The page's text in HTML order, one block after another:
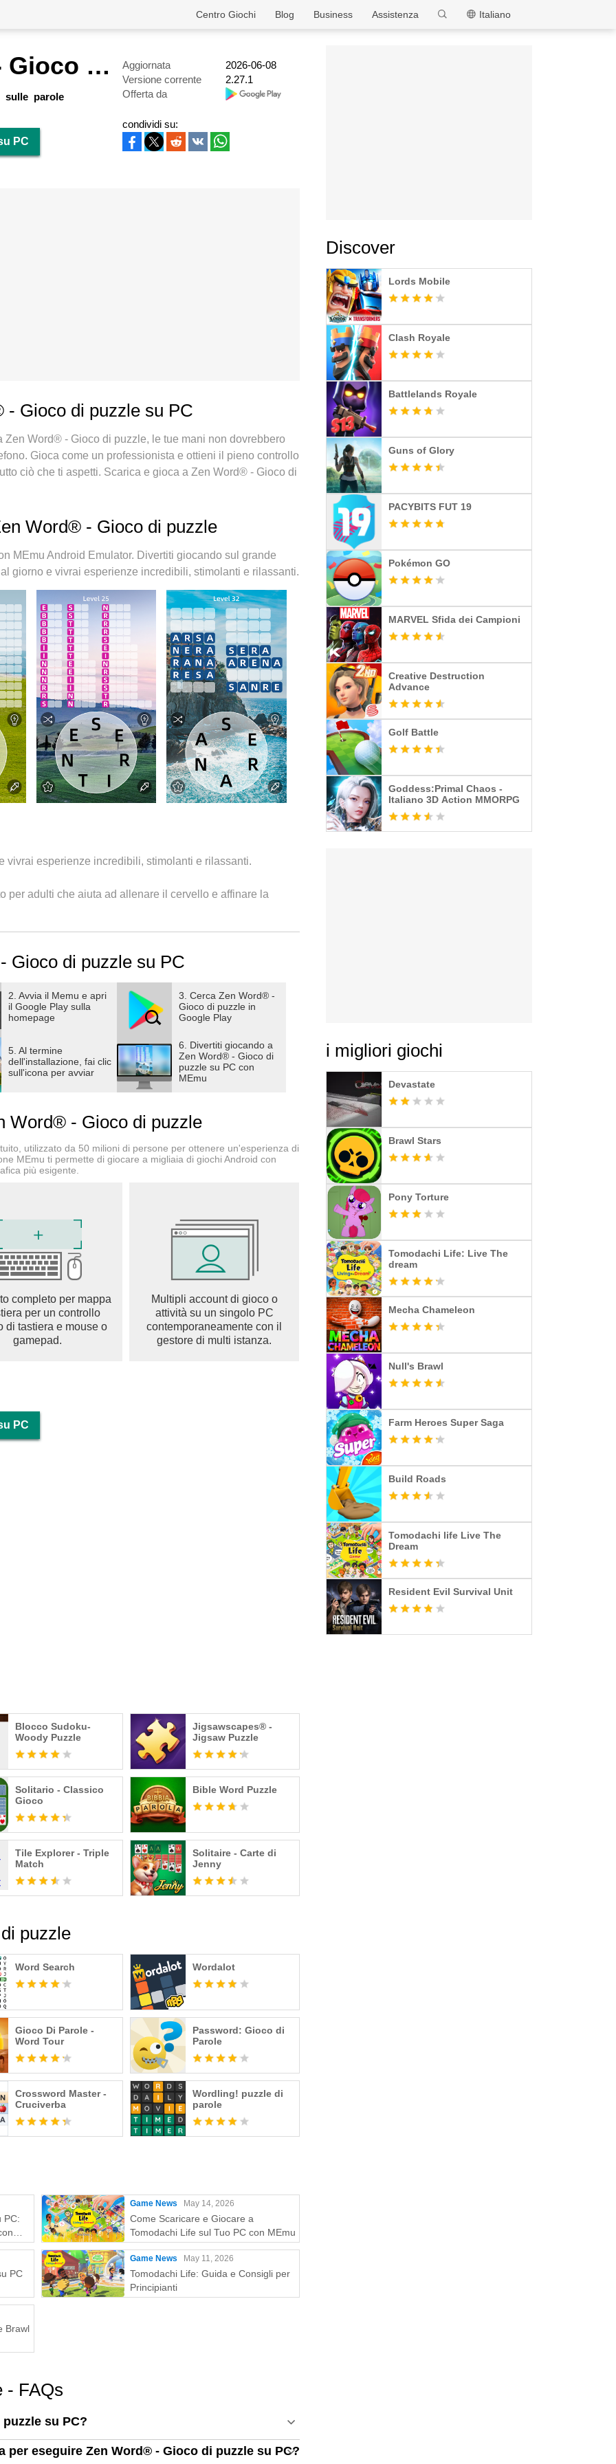
MEmu
Italiano
Assistenza
Business
Blog
Centro Giochi
Zen Word® - Gioco di puzzle
sulle parole
Aggiornata
2026-06-08
Versione corrente
2.27.1
Offerta da
PC
condividi su:
Gioco di puzzle su PC
Word® - Gioco di puzzle, le tue mani non dovrebbero
Gioca come un professionista e ottieni il pieno controllo
ciò che ti aspetti. Scarica e gioca a Zen Word® - Gioco di
di batteria, dati mobili e chiamate inquietanti. Il
di mappatura dei tasti preimpostati rende Zen Word® -
MEmu è un gestore multi-instanza che permette di giocare
cosa più importante, il nostro esclusivo motore di
PC, rendendo tutto fluido.
Word® - Gioco di puzzle
MEmu Android Emulator. Divertiti giocando sul grande
giorno e vivrai esperienze incredibili, stimolanti e rilassanti.
vivrai esperienze incredibili, stimolanti e rilassanti.
per adulti che aiuta ad allenare il cervello e affinare la
senza alcuna connessione logica che possa fornire
tutte le parole e risolvere i puzzle. Di conseguenza, Zen
parole. La difficoltà del gioco e del puzzle aumenterà
in Zen Word. Le restanti parole e word potrebbero
alla prova la tua ortografia.
attentamente selezionati nello stile Zen. Puoi
word, accompagnati da bellissimi e tranquilli sfondi
avanzata
gradualmente la difficoltà del puzzle
natura nel Zen World. Lascia le tue preoccupazioni alle
rilassante mentre risolvi i puzzle stimolanti di parole e
bonus che ti aiuteranno a superare i livelli con
il progresso del gioco su vari dispositivi
accompagnati da bellissimi e tranquilli sfondi naturali e
Le restanti parole potrebbero essere difficili da ricordare
questo Zen World, un world di serenità e sfide stimolanti
Gioco di puzzle su PC
2. Avvia il Memu e apri
il Google Play sulla
homepage
3. Cerca Zen Word® -
Gioco di puzzle in
Google Play
5. Al termine
dell'installazione, fai clic
sull'icona per avviar
6. Divertiti giocando a
Zen Word® - Gioco di
puzzle su PC con
MEmu
Word® - Gioco di puzzle
utilizzato da 50 milioni di persone per ottenere un'esperienza di
MEmu ti permette di giocare a migliaia di giochi Android con
più esigente.
completo per mappa
per un controllo
di tastiera e mouse o
gamepad.
Multipli account di gioco o
attività su un singolo PC
contemporaneamente con il
gestore di multi istanza.
PC
Blocco Sudoku-
Woody Puzzle
Jigsawscapes® -
Jigsaw Puzzle
Solitario - Classico
Gioco
Bible Word Puzzle
Tile Explorer - Triple
Match
Solitaire - Carte di
Jenny
puzzle
Word Search Wordalot
Gioco Di Parole -
Word Tour
Password: Gioco di
Parole
Crossword Master -
Cruciverba
Wordling! puzzle di
parole
PC:
PC
Brawl
Game News May 14, 2026
Come Scaricare e Giocare a
Tomodachi Life sul Tuo PC con MEmu
Game News May 11, 2026
Tomodachi Life: Guida e Consigli per
Principianti
- FAQs
su PC?
eseguire Zen Word® - Gioco di puzzle su PC?
Discover
Lords Mobile
Clash Royale
Battlelands Royale
Guns of Glory
PACYBITS FUT 19
Pokémon GO
MARVEL Sfida dei Campioni
Creative Destruction
Advance
Golf Battle
Goddess:Primal Chaos -
Italiano 3D Action MMORPG
i migliori giochi
Devastate
Brawl Stars
Pony Torture
Tomodachi Life: Live The
dream
Mecha Chameleon
Null's Brawl
Farm Heroes Super Saga
Build Roads
Tomodachi life Live The
Dream
Resident Evil Survival Unit